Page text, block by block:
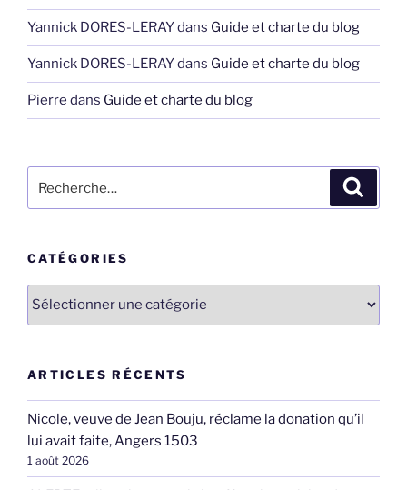
Yannick DORES-LERAYdans Guide et charte du blog
Yannick DORES-LERAYdans Guide et charte du blog
Pierre dans Guide et charte du blog
pour
CATÉGORIES
ARTICLES RÉCENTS
Nicole, veuve de Jean Bouju, réclame la donation qu’il
lui avait faite, Angers 1503
1 août 2026